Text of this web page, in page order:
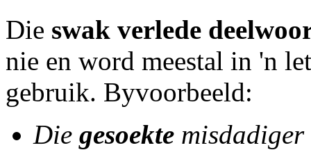
Die swak verlede
nie en word meestal in 'n
gebruik. Byvoorbeeld:
Die gesoekte